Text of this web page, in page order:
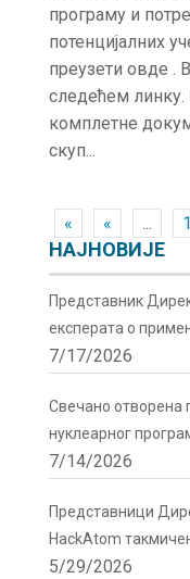
програму и
потенцијалних
преузети овде .
следећем
комплетне
скуп...
« « ...
НАЈНОВИЈЕ
Представник
експерата о
сигурности и
7/17/2026
Свечано отворена
нуклеарног
Директората
7/14/2026
Представници
HackAtom
5/29/2026